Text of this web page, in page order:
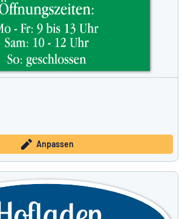
Anpassen